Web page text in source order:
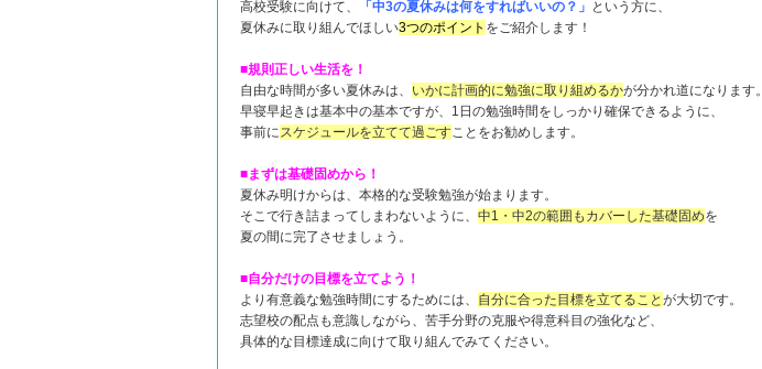
高校受験に向けて、 「中3の夏休みは何をすればいいの？」 という方に、
夏休みに取り組んでほしい3つのポイント をご紹介します！
■規則正しい生活を！
自由な時間が多い夏休みは、 いかに計画的に勉強に取り 組めるかが分かれ道になります。
早寝早起きは基本中の基本ですが、1日の勉強時間をしっかり確保できるように、
事前にスケジュールを立てて過ごすことをお勧めします。
■まずは基礎固めから！
夏休み明けからは、本格的な受験勉強が始まります。
そこで行き詰まってしまわないように、 中1・中2の範囲もカバーした基礎固めを
夏の間に完了させましょう。
■自分だけの目標を立てよう！
より有意義な勉強時間にするためには、 自分に合った目標を立てること が大切です。
志望校の配点も意識しながら、苦手分野の克服や得意科目の強化など、
具体的な目標達成に向けて取り組んでみてください。